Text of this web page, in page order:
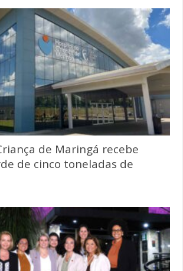
de Maringá recebe
de cinco toneladas de